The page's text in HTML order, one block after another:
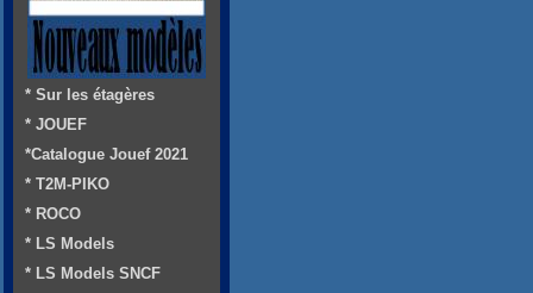
* Sur les étagères
* JOUEF
*Catalogue Jouef 2021
* T2M-PIKO
* ROCO
* LS Models
* LS Models SNCF